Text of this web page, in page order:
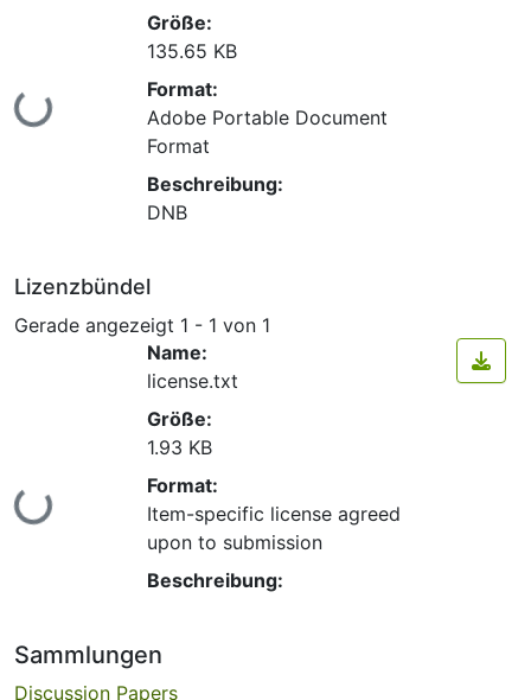
Lade...
Größe:
135.65 KB
Format:
Adobe Portable Document
Format
Beschreibung:
DNB
Lizenzbündel
Gerade angezeigt 1 - 1 von 1
Lade...
Name:
license.txt
Größe:
1.93 KB
Format:
Item-specific license agreed
upon to submission
Beschreibung:
Sammlungen
Discussion Papers